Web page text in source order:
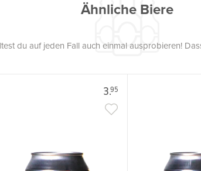
Ähnliche Biere
du auf jeden Fall auch einmal ausprobieren!
3.95